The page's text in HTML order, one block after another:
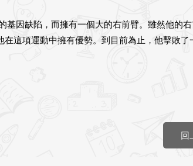
基因缺陷，而擁有一個大的右前臂。雖然他
這項運動中擁有優勢。到目前為止，他擊敗
回